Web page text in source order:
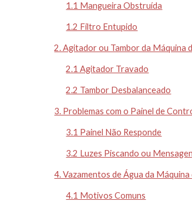
1.1 Mangueira Obstruída
1.2 Filtro Entupido
2. Agitador ou Tambor da Máquina
2.1 Agitador Travado
2.2 Tambor Desbalanceado
3. Problemas com o Painel de
3.1 Painel Não Responde
3.2 Luzes Piscando ou
4. Vazamentos de Água da
4.1 Motivos Comuns